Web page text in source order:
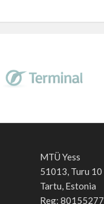
MTÜ Yess
51013, Turu 10
Tartu, Estonia
Reg: 80155277